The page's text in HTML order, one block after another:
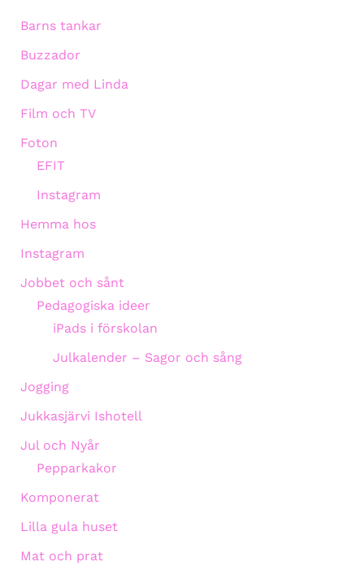
Barns tankar
Buzzador
Dagar med Linda
Film och TV
Foton
EFIT
Instagram
Hemma hos
Instagram
Jobbet och sånt
Pedagogiska ideer
iPads i förskolan
Julkalender – Sagor och sång
Jogging
Jukkasjärvi Ishotell
Jul och Nyår
Pepparkakor
Komponerat
Lilla gula huset
Mat och prat